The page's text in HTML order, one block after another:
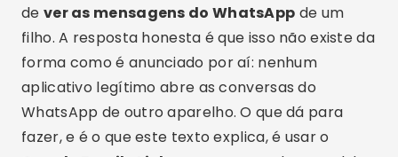
de ver as mensagens do WhatsApp de um
filho. A resposta honesta é que isso não existe da
forma como é anunciado por aí: nenhum
aplicativo legítimo abre as conversas do
WhatsApp de outro aparelho. O que dá para
fazer, e é o que este texto explica, é usar o